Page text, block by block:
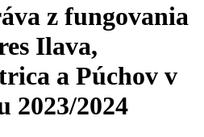
z fungovania
Ilava,
a Púchov v
2023/2024